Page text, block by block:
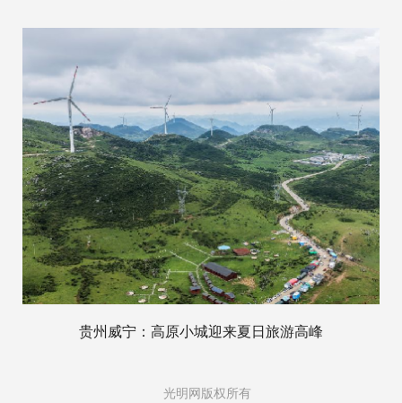
贵州威宁：高原小城迎来夏日旅游高峰
光明网版权所有